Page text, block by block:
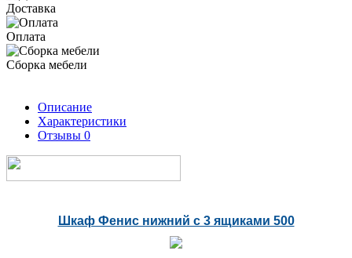
Доставка
Оплата
Сборка мебели
Описание
Характеристики
Отзывы 0
Шкаф Фенис нижний с 3 ящиками 500